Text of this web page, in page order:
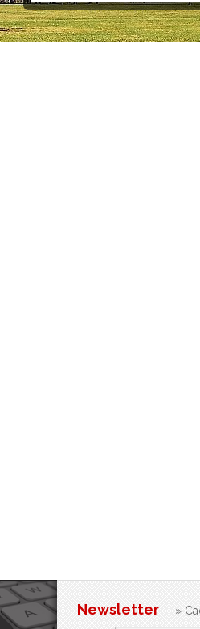
Sítio
Sobrado
Newsletter »